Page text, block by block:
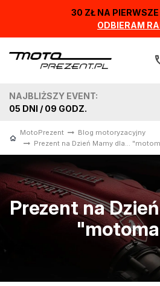
30 ZŁ NA
ODBIERAM
NAJBLIŻSZY EVENT:
05 DNI / 09 GODZ.
MotoPrezent
Blog motoryzacyjny
Prezent na Dzień Mamy dla...
Prezent na